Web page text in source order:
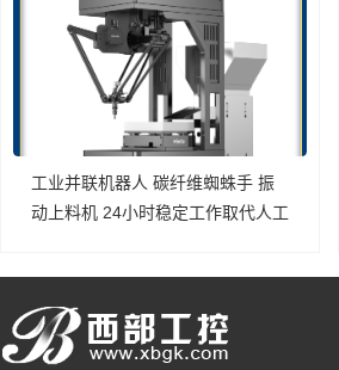
工业并联机器人 碳纤维蜘蛛手 振
动上料机 24小时稳定工作取代人工